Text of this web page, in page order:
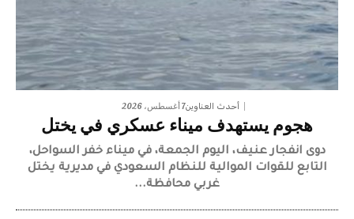
أحدث العناوين7 أغسطس، 2026
هجوم يستهدف ميناء عسكري في يختل
دوى انفجار عنيف، اليوم الجمعة، في ميناء خفر السواحل،
التابع للقوات الموالية للنظام السعودي في مديرية يختل
غربي محافظة...